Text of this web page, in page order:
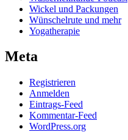
Wickel und Packungen
Wünschelrute und mehr
Yogatherapie
Meta
Registrieren
Anmelden
Eintrags-Feed
Kommentar-Feed
WordPress.org